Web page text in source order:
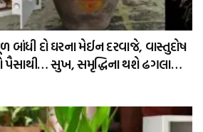
દો ઘરના મેઈન દરવાજે, વાસ્તુદોષ
પૈસાથી… સુખ, સમૃદ્ધિના થશે ઢગલા…